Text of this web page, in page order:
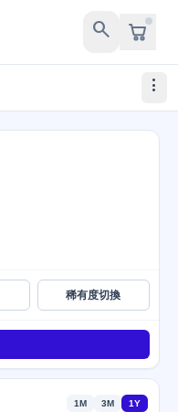
search
more_vert
稀有度切換
1M 3M 1Y